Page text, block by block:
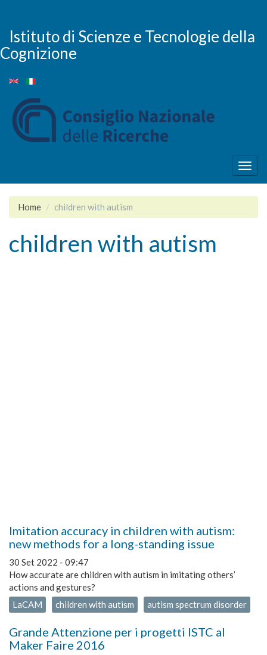
contenuto
principale
Istituto di Scienze e Tecnologie della
Cognizione
Home children with autism
children with autism
Imitation accuracy in children with autism:
new methods for a long-standing issue
30 Set 2022 - 09:47
How accurate are children with autism in imitating others’
actions and gestures?
LaCAM
children with autism autism spectrum disorder
Grande Attenzione per i progetti ISTC al
Maker Faire 2016